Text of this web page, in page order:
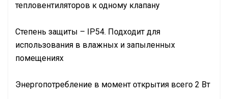
тепловентиляторов к одному клапану
Степень защиты – IP54. Подходит для
использования в влажных и запыленных
помещениях
Энергопотребление в момент открытия всего 2 Вт